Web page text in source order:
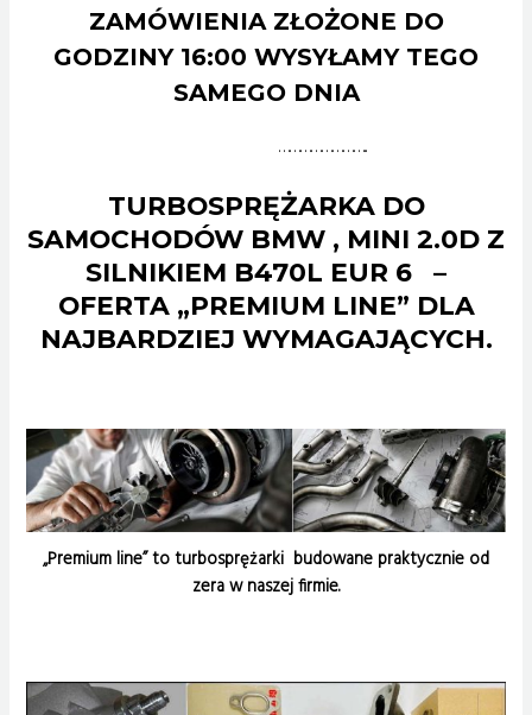
ZAMÓWIENIA ZŁOŻONE DO
GODZINY 16:00 WYSYŁAMY TEGO
SAMEGO DNIA
……………………..
TURBOSPRĘŻARKA DO
SAMOCHODÓW BMW , MINI 2.0D Z
SILNIKIEM B470L EUR 6
–
OFERTA „PREMIUM LINE” DLA
NAJBARDZIEJ WYMAGAJĄCYCH.
„Premium line” to turbosprężarki budowane praktycznie od
zera w naszej firmie.